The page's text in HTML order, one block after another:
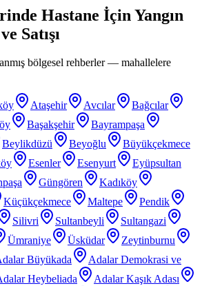
Hastane İçin Yangın
Satışı
bölgesel rehberler — mahallelere
Ataşehir Avcılar
Bağcılar
Başakşehir
Bayrampaşa
Beylikdüzü Beyoğlu
Büyükçekmece
Esenler Esenyurt
Eyüpsultan
Güngören
Kadıköy
Küçükçekmece Maltepe
Pendik
Silivri Sultanbeyli
Sultangazi
Ümraniye Üsküdar
Zeytinburnu
Büyükada
Adalar Demokrasi ve
Heybeliada
Adalar Kaşık Adası